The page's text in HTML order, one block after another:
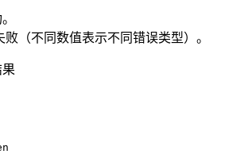
（不同数值表示不同错误类型）。